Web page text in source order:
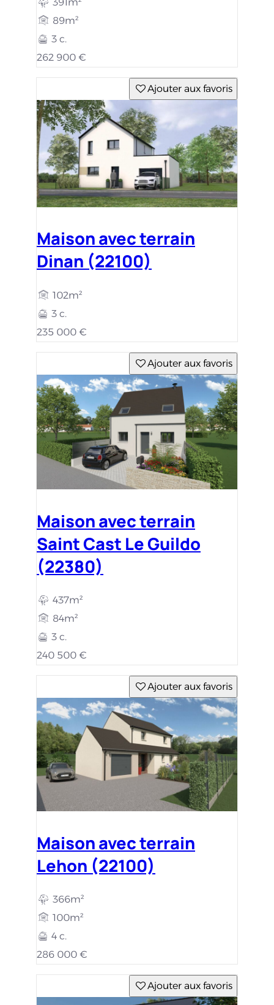
89m²
3 c.
262 900 €
Ajouter aux favoris
Maison avec terrain
Dinan (22100)
102m²
3 c.
235 000 €
Ajouter aux favoris
Maison avec terrain
Saint Cast Le Guildo
(22380)
437m²
84m²
3 c.
240 500 €
Ajouter aux favoris
Maison avec terrain
Lehon (22100)
366m²
100m²
4 c.
286 000 €
Ajouter aux favoris